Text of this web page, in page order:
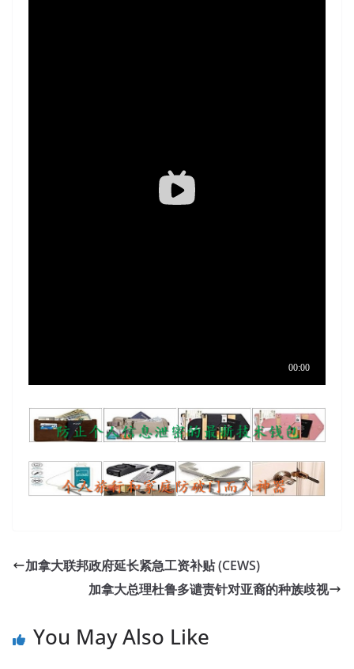
加拿大联邦政府延长紧急工资补贴 (CEWS)
加拿大总理杜鲁多谴责针对亚裔的种族歧视
You May Also Like